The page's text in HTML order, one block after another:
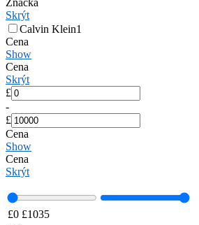
Značka
Skrýt
Calvin Klein1
Cena
Show
Cena
Skrýt
£
-
£
Cena
Show
Cena
Skrýt
£0 £1035